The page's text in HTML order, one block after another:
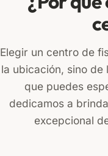
Elegir un centro de
la ubicación, sino
que puedes
dedicamos a
excepcional